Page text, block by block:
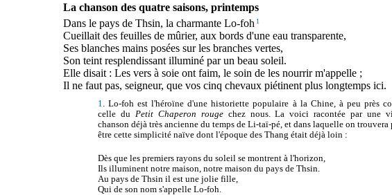
La chanson des quatre saisons, printemps
Dans le pays de Thsin, la charmante Lo-foh 1
Cueillait des feuilles de mûrier, aux bords d'une eau transparente,
Ses blanches mains posées sur les branches vertes,
Son teint resplendissant illuminé par un beau soleil.
Elle disait : Les vers à soie ont faim, le soin de les nourrir m'appelle ;
Il ne faut pas, seigneur, que vos cinq chevaux piétinent plus longtemps ici.
1. Lo-foh est l'héroïne d'une historiette populaire à la Chine, à peu près
celle du Petit Chaperon rougechez nous. La voici racontée par une
chanson déjà très ancienne du temps de Li-taï-pé, et dans laquelle on trouvera
être cette simplicité naïve dont l'époque des Thang était déjà loin :
Dès que les premiers rayons du soleil se montrent à l'horizon,
Ils illuminent notre maison, notre maison du pays de Thsin.
Au pays de Thsin il est une jolie fille,
Qui de son nom s'appelle Lo-foh.